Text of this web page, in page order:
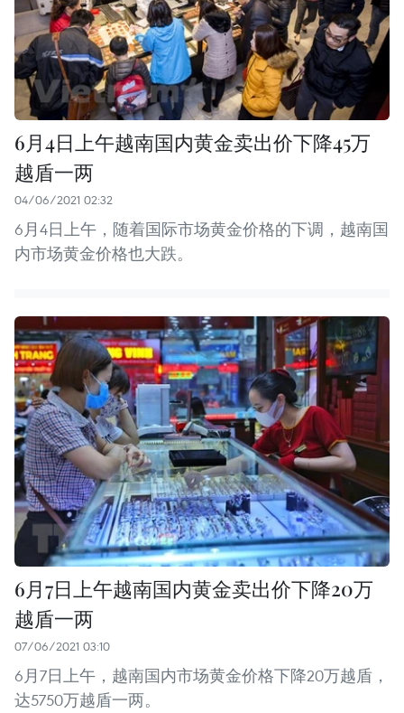
6月4日上午越南国内黄金卖出价下降45万
越盾一两
04/06/2021 02:32
6月4日上午，随着国际市场黄金价格的下调，越南国
内市场黄金价格也大跌。
6月7日上午越南国内黄金卖出价下降20万
越盾一两
07/06/2021 03:10
6月7日上午，越南国内市场黄金价格下降20万越盾，
达5750万越盾一两。